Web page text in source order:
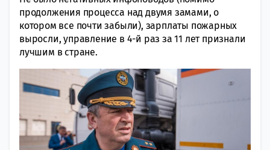
продолжения процесса над двумя замами, о
котором все почти забыли), зарплаты пожарных
выросли, управление в 4-й раз за 11 лет признали
лучшим в стране.